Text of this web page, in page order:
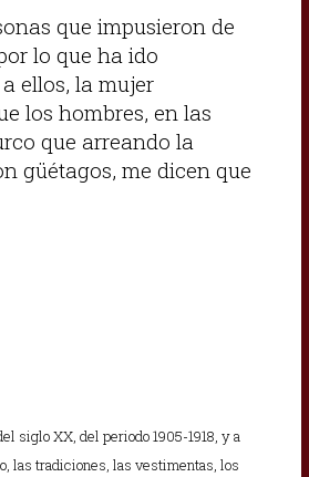
que impusieron de
lo que ha ido
ellos, la mujer
los hombres, en las
que arreando la
güétagos, me dicen que
siglo XX, del periodo 1905-1918, y a
las tradiciones, las vestimentas, los